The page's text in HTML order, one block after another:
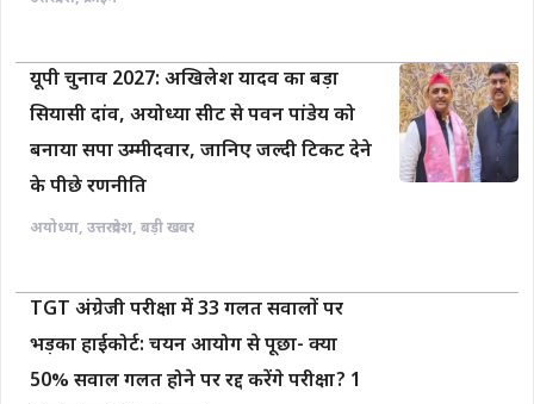
यूपी चुनाव 2027: अखिलेश यादव का बड़ा
सियासी दांव, अयोध्या सीट से पवन पांडेय को
बनाया सपा उम्मीदवार, जानिए जल्दी टिकट देने
के पीछे रणनीति
अयोध्या, उत्तरप्रदेश, बड़ी खबर
TGT अंग्रेजी परीक्षा में 33 गलत सवालों पर
भड़का हाईकोर्ट: चयन आयोग से पूछा- क्या
50% सवाल गलत होने पर रद्द करेंगे परीक्षा? 1